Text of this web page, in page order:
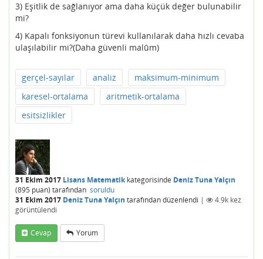
3) Eşitlik de sağlanıyor ama daha küçük değer bulunabilir
mi?
4) Kapalı fonksiyonun türevi kullanılarak daha hızlı cevaba
ulaşılabilir mi?(Daha güvenli malûm)
gerçel-sayılar analiz
maksimum-minimum
karesel-ortalama
aritmetik-ortalama
esitsizlikler
31 Ekim 2017 Lisans Matematikkategorisinde Deniz Tuna Yalçın
(895 puan) tarafından soruldu
31 Ekim 2017 Deniz Tuna Yalçın tarafındandüzenlendi | 4.9k kez
görüntülendi
Cevap Yorum